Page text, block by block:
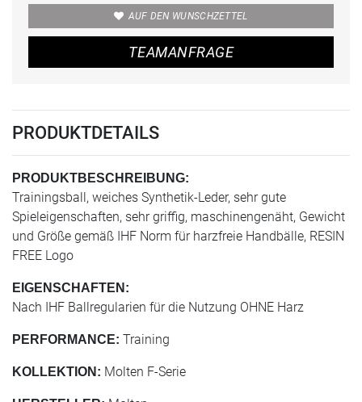
AUF DEN WUNSCHZETTEL
TEAMANFRAGE
PRODUKTDETAILS
PRODUKTBESCHREIBUNG:
Trainingsball, weiches Synthetik-Leder, sehr gute
Spieleigenschaften, sehr griffig, maschinengenäht, Gewicht
und Größe gemäß IHF Norm für harzfreie Handbälle, RESIN
FREE Logo
EIGENSCHAFTEN:
Nach IHF Ballregularien für die Nutzung OHNE Harz
PERFORMANCE: Training
KOLLEKTION: Molten F-Serie